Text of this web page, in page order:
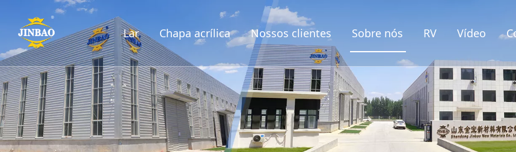
Lar Chapa acrílica Nossos clientes Sobre nós RV Vídeo